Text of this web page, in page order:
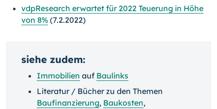
vdpResearch erwartet für 2022 Teuerung in Höhe
von 8% (7.2.2022)
siehe zudem:
Immobilien auf Baulinks
Literatur / Bücher zu den Themen
Baufinanzierung, Baukosten,